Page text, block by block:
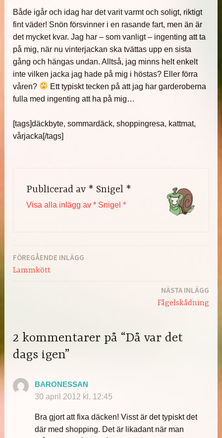
Både igår och idag har det varit varmt och soligt, riktigt
fint väder! Snön försvinner i en rasande fart, men än är
det mycket kvar. Jag har – som vanligt – ingenting att ta
på mig, när nu vinterjackan ska tvättas upp en sista
gång och hängas undan. Alltså, jag minns helt enkelt
inte vilken jacka jag hade på mig i höstas? Eller förra
våren?
Ett typiskt tecken på att jag har garderoberna
fulla med ingenting att ha på mig…
[tags]däckbyte, sommardäck, shoppingresa, kattmat,
vårjacka[/tags]
Publicerad av * Snigel *
Visa alla inlägg av * Snigel *
Inläggsnavigering
FÖREGÅENDE INLÄGG
Lammkött
NÄSTA INLÄGG
Fågelskådning
2 kommentarer på “Då var det
dags igen”
BARONESSAN
30 april 2012 kl. 12:45
Bra gjort att fixa däcken! Visst är det typiskt det
där med shopping. Det är likadant när man